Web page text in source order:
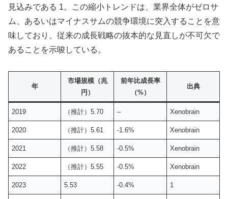
見込みである 1。この縮小トレンドは、業界全体がゼロサ
ム、あるいはマイナスサムの競争環境に突入することを意
味しており、従来の成長戦略の抜本的な見直しが不可欠で
あることを示唆している。
年
市場規模（兆
円）
前年比成長率
（%）
出典
2019 （推計）5.70 – Xenobrain
2020 （推計）5.61 -1.6% Xenobrain
2021 （推計）5.58 -0.5% Xenobrain
2022 （推計）5.55 -0.5% Xenobrain
2023 5.53 -0.4% 1